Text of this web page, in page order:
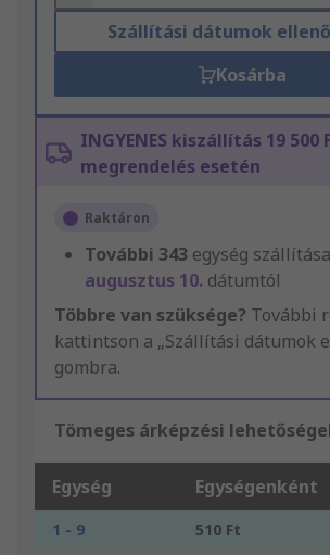
Szállítási dátumok
Kosárba
INGYENES kiszállítás 19
megrendelés esetén
Raktáron
További 343 egység szállítása
augusztus 10. dátumtól
Többre van szüksége? További
kattintson a „Szállítási dátumok
gombra.
Tömeges árképzési
Egység Egységenként
1 - 9
510 Ft